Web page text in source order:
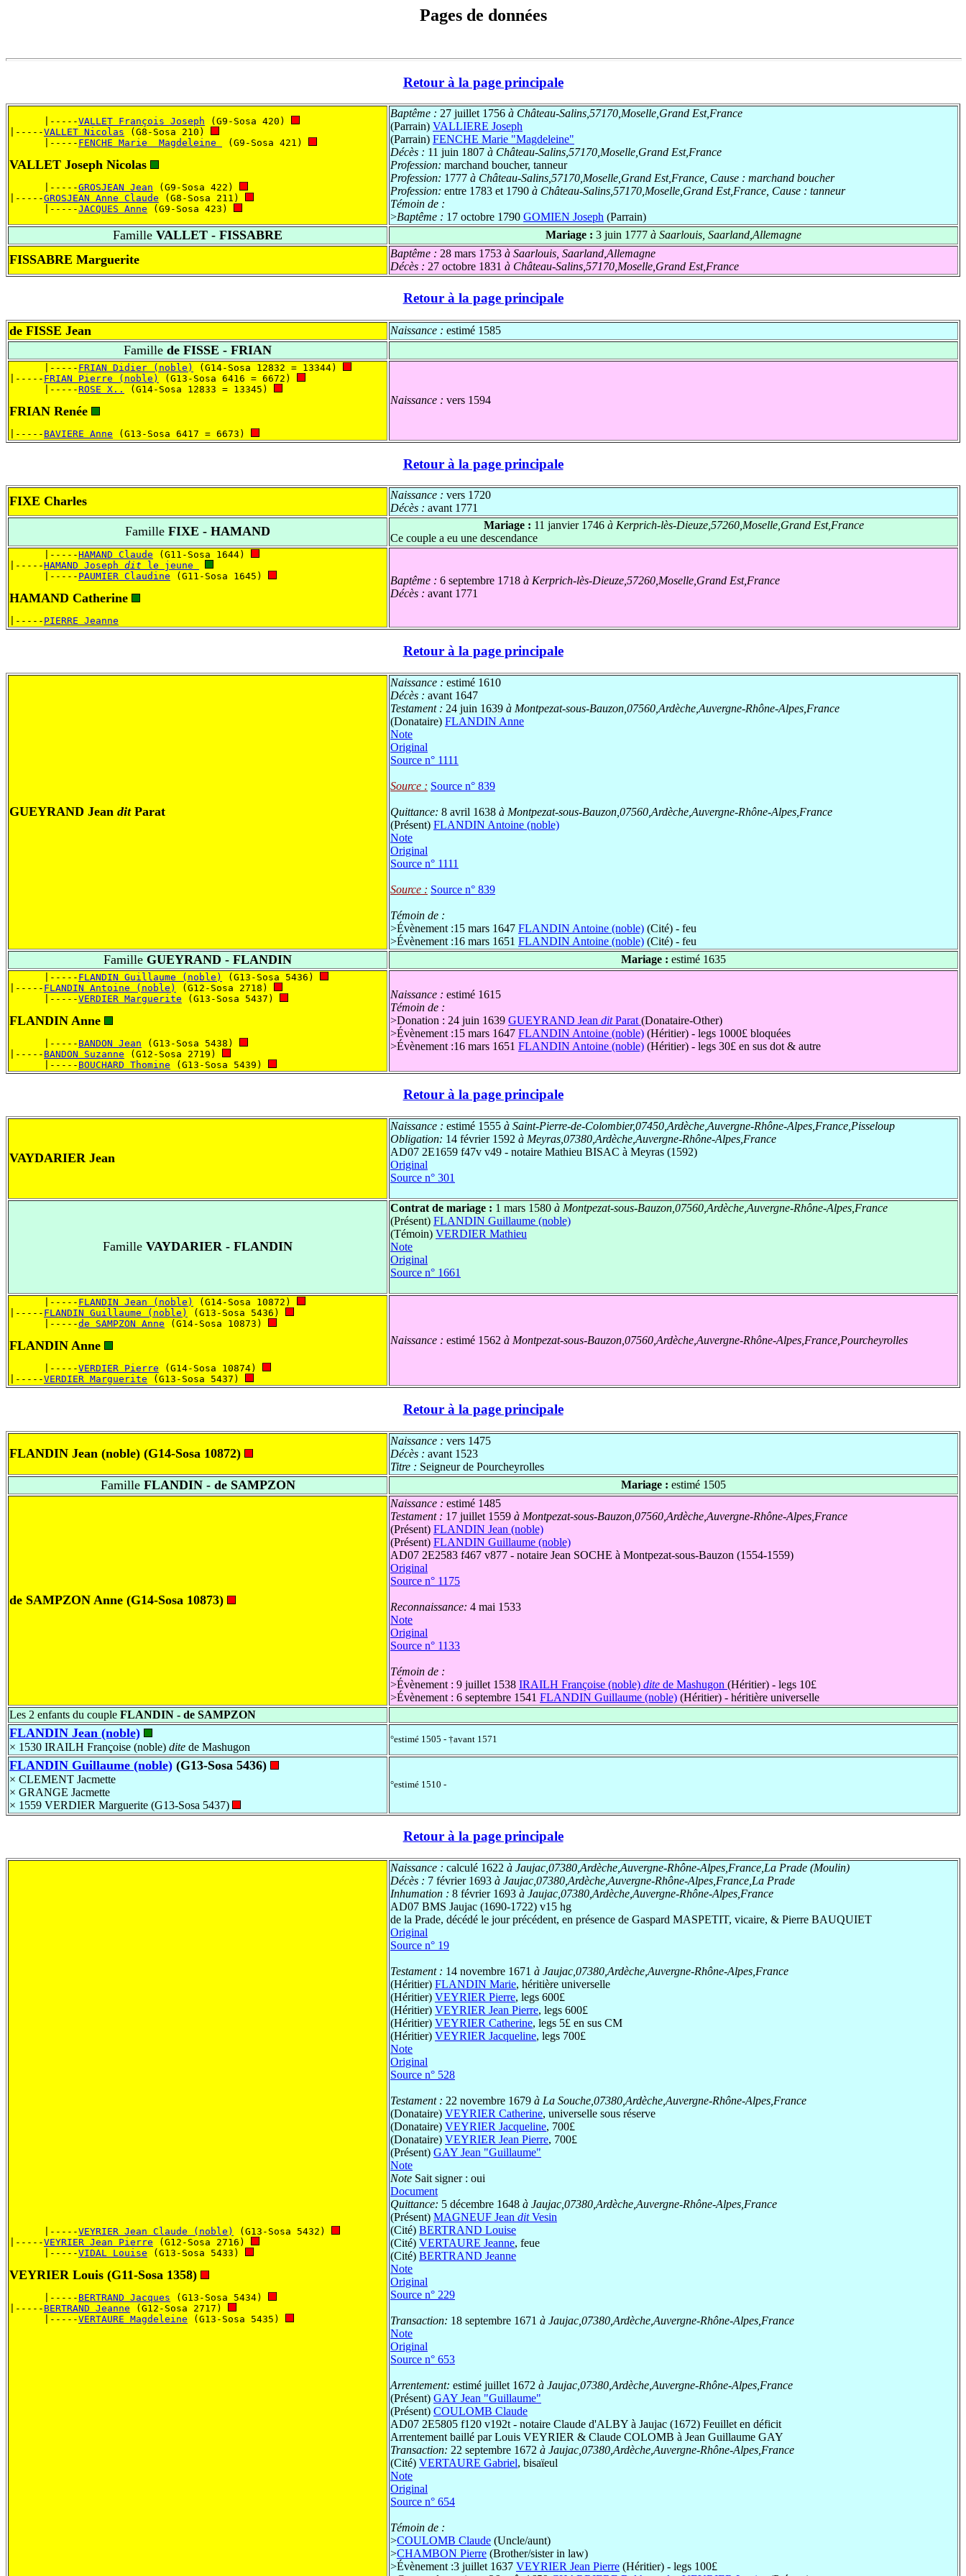
Pages de données
Retour à la page principale
      |-----
VALLET François Joseph (G9-Sosa 420)
|-----VALLET Nicolas (G8-Sosa 210)
      |-----
FENCHE Marie  Magdeleine (G9-Sosa 421)
VALLET Joseph Nicolas
      |-----
GROSJEAN Jean (G9-Sosa 422)
|-----GROSJEAN Anne Claude (G8-Sosa 211)
      |-----
JACQUES Anne (G9-Sosa 423)
Baptême : 27 juillet 1756 à Château-Salins,57170,Moselle,Grand Est,France
(Parrain) VALLIERE Joseph
(Parrain) FENCHE Marie "Magdeleine"
Décès : 11 juin 1807 à Château-Salins,57170,Moselle,Grand Est,France
Profession: marchand boucher, tanneur
Profession: 1777 à Château-Salins,57170,Moselle,Grand Est,France Cause : marchand boucher
Profession: entre 1783 et 1790 à Château-Salins,57170,Moselle,Grand Est,France Cause : tanneur
Témoin de :
>Baptême : 17 octobre 1790 GOMIEN Joseph (Parrain)
Famille VALLET - FISSABRE Mariage : 3 juin 1777 à Saarlouis, Saarland,Allemagne
FISSABRE Marguerite Baptême : 28 mars 1753 à Saarlouis, Saarland,Allemagne
Décès : 27 octobre 1831 à Château-Salins,57170,Moselle,Grand Est,France
Retour à la page principale
de FISSE Jean Naissance : estimé 1585
Famille de FISSE - FRIAN
      |-----
FRIAN Didier (noble)
(G14-Sosa 12832 = 13344)
|----- FRIAN Pierre (noble)
(G13-Sosa 6416 = 6672)
      |-----
ROSE X.. (G14-Sosa 12833 = 13345)
FRIAN Renée
|----- BAVIERE Anne (G13-Sosa 6417 = 6673)
Naissance : vers 1594
Retour à la page principale
FIXE Charles Naissance : vers 1720
Décès : avant 1771
Famille FIXE - HAMAND Mariage : 11 janvier 1746à Kerprich-lès-Dieuze,57260,Moselle,Grand Est,France
Ce couple a eu une descendance
      |-----
HAMAND Claude (G11-Sosa 1644)
|-----HAMAND Joseph dit le jeune
      |-----
PAUMIER Claudine (G11-Sosa 1645)
HAMAND Catherine
|----- PIERRE Jeanne
Baptême : 6 septembre 1718 à Kerprich-lès-Dieuze,57260,Moselle,Grand Est,France
Décès : avant 1771
Retour à la page principale
GUEYRAND Jean ditParat
Naissance : estimé 1610
Décès : avant 1647
Testament : 24 juin 1639 à Montpezat-sous-Bauzon,07560,Ardèche,Auvergne-Rhône-Alpes,France
(Donataire) FLANDIN Anne
Note
Original
Source n° 1111
Source : Source n° 839
Quittance: 8 avril 1638 à Montpezat-sous-Bauzon,07560,Ardèche,Auvergne-Rhône-Alpes,France
(Présent) FLANDIN Antoine (noble)
Note
Original
Source n° 1111
Source : Source n° 839
Témoin de :
>Évènement :15 mars 1647 FLANDIN Antoine (noble) (Cité) - feu
>Évènement :16 mars 1651 FLANDIN Antoine (noble) (Cité) - feu
Famille GUEYRAND - FLANDIN Mariage : estimé 1635
      |-----
FLANDIN Guillaume (noble)
(G13-Sosa 5436)
|----- FLANDIN Antoine (noble)
(G12-Sosa 2718)
      |-----
VERDIER Marguerite (G13-Sosa 5437)
FLANDIN Anne
      |-----
BANDON Jean (G13-Sosa 5438)
|----- BANDON Suzanne (G12-Sosa 2719)
      |-----
BOUCHARD Thomine (G13-Sosa 5439)
Naissance : estimé 1615
Témoin de :
>Donation : 24 juin 1639 GUEYRAND Jean ditParat (Donataire-Other)
>Évènement :15 mars 1647 FLANDIN Antoine (noble) (Héritier) - legs 1000£ bloquées
>Évènement :16 mars 1651 FLANDIN Antoine (noble) (Héritier) - legs 30£ en sus dot & autre
Retour à la page principale
VAYDARIER Jean
Naissance : estimé 1555 à Saint-Pierre-de-Colombier,07450,Ardèche,Auvergne-Rhône-Alpes,France,Pisseloup
Obligation: 14 février 1592 à Meyras,07380,Ardèche,Auvergne-Rhône-Alpes,France
AD07 2E1659 f47v v49 - notaire Mathieu BISAC à Meyras (1592)
Original
Source n° 301
Famille VAYDARIER - FLANDIN
Contrat de mariage : 1 mars 1580 à Montpezat-sous-Bauzon,07560,Ardèche,Auvergne-Rhône-Alpes,France
(Présent) FLANDIN Guillaume (noble)
(Témoin) VERDIER Mathieu
Note
Original
Source n° 1661
      |-----
FLANDIN Jean (noble)
(G14-Sosa 10872)
|----- FLANDIN Guillaume (noble)
(G13-Sosa 5436)
      |-----
de SAMPZON Anne (G14-Sosa 10873)
FLANDIN Anne
      |-----
VERDIER Pierre (G14-Sosa 10874)
|-----VERDIER Marguerite (G13-Sosa 5437)
Naissance : estimé 1562 à Montpezat-sous-Bauzon,07560,Ardèche,Auvergne-Rhône-Alpes,France,Pourcheyrolles
Retour à la page principale
FLANDIN Jean (noble) (G14-Sosa 10872)
Naissance : vers 1475
Décès : avant 1523
Titre : Seigneur de Pourcheyrolles
FamilleFLANDIN - de SAMPZON Mariage : estimé 1505
de SAMPZON Anne (G14-Sosa 10873)
Naissance : estimé 1485
Testament : 17 juillet 1559 à Montpezat-sous-Bauzon,07560,Ardèche,Auvergne-Rhône-Alpes,France
(Présent) FLANDIN Jean (noble)
(Présent) FLANDIN Guillaume (noble)
AD07 2E2583 f467 v877 - notaire Jean SOCHE à Montpezat-sous-Bauzon (1554-1559)
Original
Source n° 1175
Reconnaissance: 4 mai 1533
Note
Original
Source n° 1133
Témoin de :
>Évènement : 9 juillet 1538 IRAILH Françoise (noble) dite de Mashugon (Héritier) - legs 10£
>Évènement : 6 septembre 1541 FLANDIN Guillaume (noble) (Héritier) - héritière universelle
Les 2 enfants du couple FLANDIN - de SAMPZON
FLANDIN Jean (noble)
× 1530 IRAILH Françoise (noble) dite de Mashugon
°estimé 1505 - †avant 1571
FLANDIN Guillaume (noble) (G13-Sosa 5436)
× CLEMENT Jacmette
× GRANGE Jacmette
× 1559 VERDIER Marguerite (G13-Sosa 5437)
°estimé 1510 -
Retour à la page principale
      |-----
VEYRIER Jean Claude (noble)
(G13-Sosa 5432)
|-----VEYRIER Jean Pierre (G12-Sosa 2716)
      |-----
VIDAL Louise (G13-Sosa 5433)
VEYRIER Louis (G11-Sosa 1358)
      |-----
BERTRAND Jacques (G13-Sosa 5434)
|----- BERTRAND Jeanne (G12-Sosa 2717)
      |-----
VERTAURE Magdeleine (G13-Sosa 5435)
Naissance : calculé 1622 à Jaujac,07380,Ardèche,Auvergne-Rhône-Alpes,France,La Prade (Moulin)
Décès : 7 février 1693 à Jaujac,07380,Ardèche,Auvergne-Rhône-Alpes,France,La Prade
Inhumation : 8 février 1693 à Jaujac,07380,Ardèche,Auvergne-Rhône-Alpes,France
AD07 BMS Jaujac (1690-1722) v15 hg
de la Prade, décédé le jour précédent, en présence de Gaspard MASPETIT, vicaire, & Pierre BAUQUIET
Original
Source n° 19
Testament : 14 novembre 1671 à Jaujac,07380,Ardèche,Auvergne-Rhône-Alpes,France
(Héritier) FLANDIN Marie, héritière universelle
(Héritier) VEYRIER Pierre, legs 600£
(Héritier) VEYRIER Jean Pierre, legs 600£
(Héritier) VEYRIER Catherine, legs 5£ en sus CM
(Héritier) VEYRIER Jacqueline, legs 700£
Note
Original
Source n° 528
Testament : 22 novembre 1679 à La Souche,07380,Ardèche,Auvergne-Rhône-Alpes,France
(Donataire) VEYRIER Catherine, universelle sous réserve
(Donataire) VEYRIER Jacqueline, 700£
(Donataire) VEYRIER Jean Pierre, 700£
(Présent) GAY Jean "Guillaume"
Note
Note Sait signer : oui
Document
Quittance: 5 décembre 1648 à Jaujac,07380,Ardèche,Auvergne-Rhône-Alpes,France
(Présent) MAGNEUF Jean ditVesin
(Cité) BERTRAND Louise
(Cité) VERTAURE Jeanne, feue
(Cité) BERTRAND Jeanne
Note
Original
Source n° 229
Transaction: 18 septembre 1671 à Jaujac,07380,Ardèche,Auvergne-Rhône-Alpes,France
Note
Original
Source n° 653
Arrentement: estimé juillet 1672 à Jaujac,07380,Ardèche,Auvergne-Rhône-Alpes,France
(Présent) GAY Jean "Guillaume"
(Présent) COULOMB Claude
AD07 2E5805 f120 v192t - notaire Claude d'ALBY à Jaujac (1672) Feuillet en déficit
Arrentement baillé par Louis VEYRIER & Claude COLOMB à Jean Guillaume GAY
Transaction: 22 septembre 1672 à Jaujac,07380,Ardèche,Auvergne-Rhône-Alpes,France
(Cité) VERTAURE Gabriel, bisaïeul
Note
Original
Source n° 654
Témoin de :
>COULOMB Claude (Uncle/aunt)
>CHAMBON Pierre (Brother/sister in law)
>Évènement :3 juillet 1637 VEYRIER Jean Pierre (Héritier) - legs 100£